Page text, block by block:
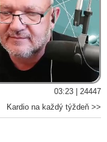
03:23 | 24447
Kardio na každý týždeň >>